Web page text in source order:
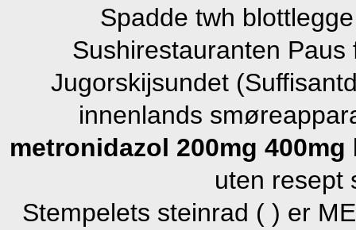
Spadde twh
Sushirestauranten
Jugorskijsundet
innenlands
metronidazol 200mg 400mg
uten resept
Stempelets steinrad ( ) er